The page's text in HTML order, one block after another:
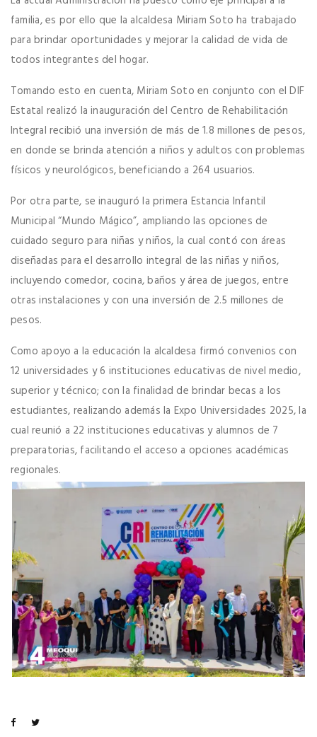
familia, es por ello que la alcaldesa Miriam Soto ha trabajado
para brindar oportunidades y mejorar la calidad de vida de
todos integrantes del hogar.
Tomando esto en cuenta, Miriam Soto en conjunto con el DIF
Estatal realizó la inauguración del Centro de Rehabilitación
Integral recibió una inversión de más de 1.8 millones de pesos,
en donde se brinda atención a niños y adultos con problemas
físicos y neurológicos, beneficiando a 264 usuarios.
Por otra parte, se inauguró la primera Estancia Infantil
Municipal “Mundo Mágico”, ampliando las opciones de
cuidado seguro para niñas y niños, la cual contó con áreas
diseñadas para el desarrollo integral de las niñas y niños,
incluyendo comedor, cocina, baños y área de juegos, entre
otras instalaciones y con una inversión de 2.5 millones de
pesos.
Como apoyo a la educación la alcaldesa firmó convenios con
12 universidades y 6 instituciones educativas de nivel medio,
superior y técnico; con la finalidad de brindar becas a los
estudiantes, realizando además la Expo Universidades 2025, la
cual reunió a 22 instituciones educativas y alumnos de 7
preparatorias, facilitando el acceso a opciones académicas
regionales.